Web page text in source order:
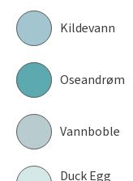
Kildevann
Oseandrøm
Vannboble
Duck Egg